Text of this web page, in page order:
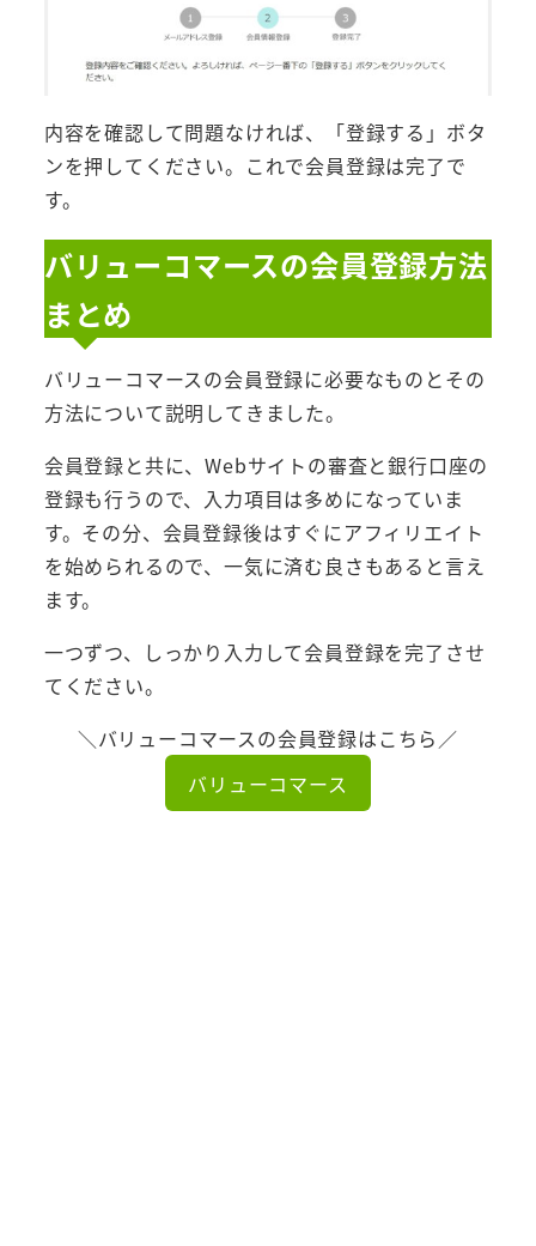
内容を確認して問題なければ、「登録する」ボタ
ンを押してください。これで会員登録は完了で
す。
バリューコマースの会員登録方法
まとめ
バリューコマースの会員登録に必要なものとその
方法について説明してきました。
会員登録と共に、Webサイトの審査と銀行口座の
登録も行うので、入力項目は多めになっていま
す。その分、会員登録後はすぐにアフィリエイト
を始められるので、一気に済む良さもあると言え
ます。
一つずつ、しっかり入力して会員登録を完了させ
てください。
＼バリューコマースの会員登録はこちら／
バリューコマース